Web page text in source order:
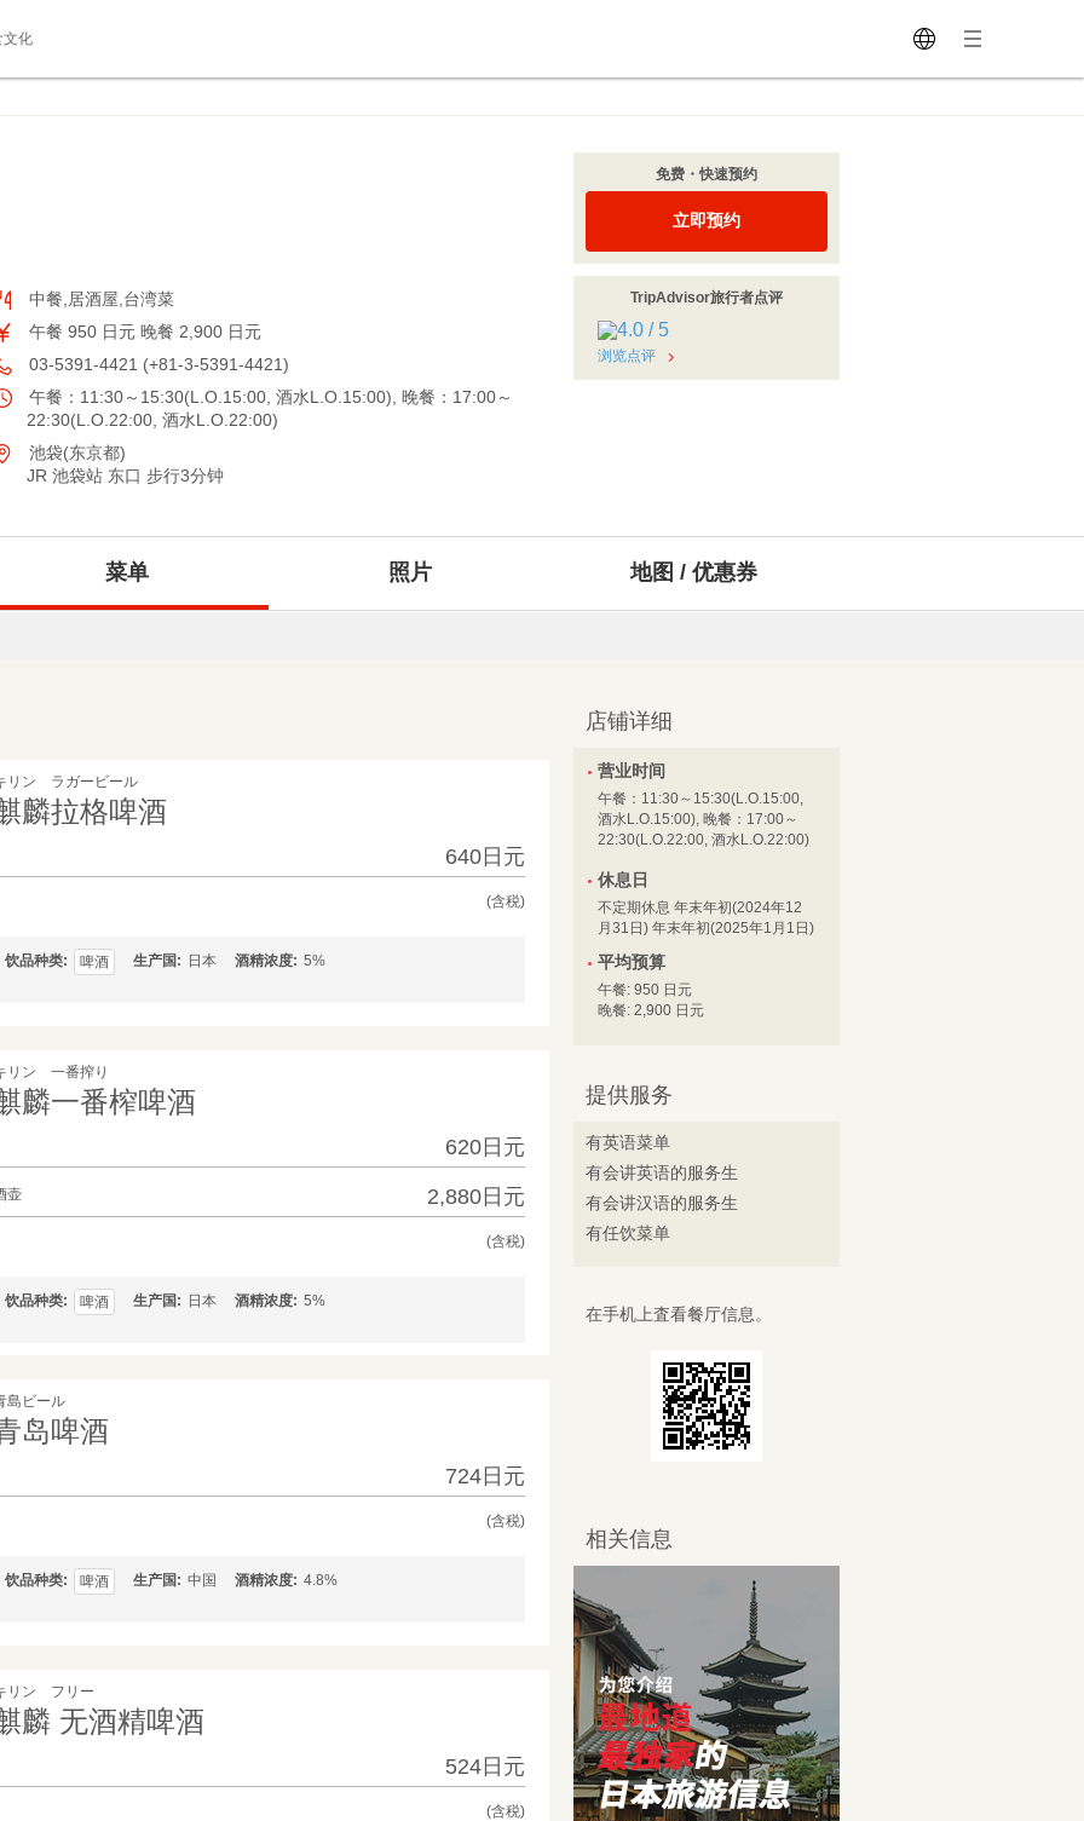
文化
中餐,居酒屋,台湾菜
午餐 950 日元 晚餐 2,900 日元
03-5391-4421 (+81-3-5391-4421)
午餐：11:30～15:30(L.O.15:00, 酒水L.O.15:00), 晚餐：17:00～
22:30(L.O.22:00, 酒水L.O.22:00)
池袋(东京都)
JR 池袋站 东口 步行3分钟
免费・快速预约
立即预约
TripAdvisor旅行者点评
浏览点评
菜单 照片 地图 / 优惠券
リン ラガービール
麟拉格啤酒
640日元
(含税)
饮品种类 啤酒 生产国 日本 酒精浓度 5%
リン 一番搾り
麟一番榨啤酒
620日元
壶 2,880日元
(含税)
饮品种类 啤酒 生产国 日本 酒精浓度 5%
島ビール
岛啤酒
724日元
(含税)
饮品种类 啤酒 生产国 中国 酒精浓度 4.8%
リン フリー
麟 无酒精啤酒
524日元
(含税)
店铺详细
营业时间
午餐：11:30～15:30(L.O.15:00,
酒水L.O.15:00), 晚餐：17:00～
22:30(L.O.22:00, 酒水L.O.22:00)
休息日
不定期休息 年末年初(2024年12
月31日) 年末年初(2025年1月1日)
平均预算
午餐: 950 日元
晚餐: 2,900 日元
提供服务
有英语菜单
有会讲英语的服务生
有会讲汉语的服务生
有任饮菜单
在手机上査看餐厅信息。
相关信息